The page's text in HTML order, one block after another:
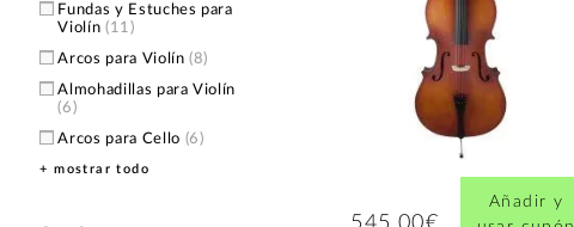
Fundas y Estuches para
Violín (11)
Arcos para Violín(8)
Almohadillas para Violín
(6)
Arcos para Cello (6)
Violín 1/2 (3)
+ mostrar todo
Añadir y